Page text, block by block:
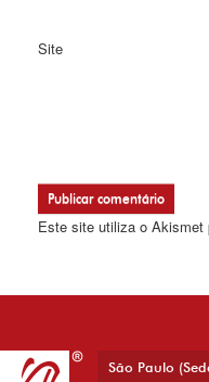
Site
Este site utiliza o Akismet
São Paulo